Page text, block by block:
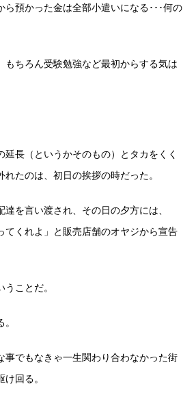
ら預かった金は全部小遣いになる･･･何の
もちろん受験勉強など最初からする気は
延長（というかそのもの）とタカをくく
たのは、初日の挨拶の時だった。
達を言い渡され、その日の夕方には、
てくれよ」と販売店舗のオヤジから宣告
ことだ。
事でもなきゃ一生関わり合わなかった街
回る。